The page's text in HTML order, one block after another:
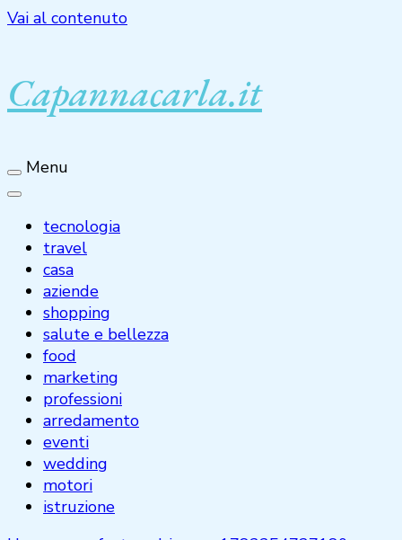
Vai al contenuto
Capannacarla.it
Menu
tecnologia
travel
casa
aziende
shopping
salute e bellezza
food
marketing
professioni
arredamento
eventi
wedding
motori
istruzione